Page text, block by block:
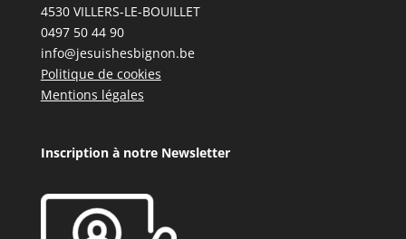
4530 VILLERS-LE-BOUILLET
0497 50 44 90
info@jesuishesbignon.be
Politique de cookies
Mentions légales
Inscription à notre Newsletter